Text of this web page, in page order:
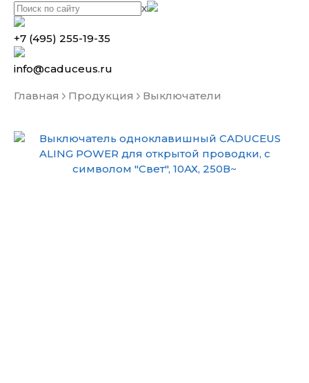
x
+7 (495) 255-19-35
info@caduceus.ru
Главная Продукция Выключатели